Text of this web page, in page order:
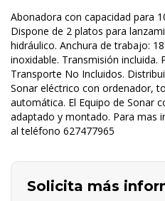
Abonadora con capacidad para
Dispone de 2 platos para
hidráulico. Anchura de trabajo:
inoxidable. Transmisión incluida.
Transporte No Incluidos.
Sonar eléctrico con ordenador,
automática. El Equipo de Sonar
adaptado y montado. Para mas
al teléfono 627477965
Solicita más